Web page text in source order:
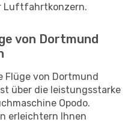
Luftfahrtkonzern.
von Dortmund
Flüge von Dortmund
über die leistungsstarke
Opodo.
erleichtern Ihnen